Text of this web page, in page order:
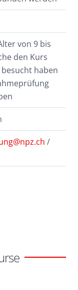
von 9 bis
den Kurs
haben
/